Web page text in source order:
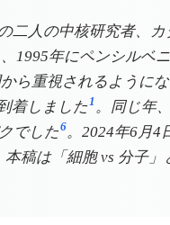
二人の中核研究者、
1995年にペンシル
ら重視されるように
着しました1 。同じ年
でした6。2024年6月4
本稿は「細胞 vs 分子